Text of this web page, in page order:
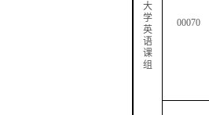
大
学
英
语
课
组
00070